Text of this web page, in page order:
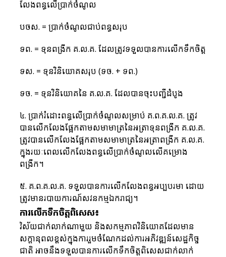
លែងពន្ធលើប្រាក់ចំណូល
បចស​. = ប្រាក់ចំណូលជាប់ពន្ធសរុប
ទព. = ទុនពង្រីក គ.ល.គ. ដែលត្រូវទទួលបានការលើកទឹកចិត្ត
ទស. = ទុនវិនិយោគសរុប (ទច. + ទព.)
ទច. = ទុនវិនិយោគនៃ គ.ល.គ. ដែលបានចុះបញ្ជីដំបូង
៤. ប្រាក់រំដោះពន្ធលើប្រាក់ចំណូលសម្រាប់ គ.ព.គ.ល.គ. ត្រូវ
បានលើកលែងផ្អែកតាមសមាមាត្រនៃអត្រាទុនពង្រីក គ.ល.គ.
ត្រូវបានលើកលែងផ្អែកតាមសមាមាត្រនៃអត្រាពង្រីក គ.ល.គ.
ក្នុងរយៈពេលលើកលែងពន្ធលើប្រាក់ចំណូលលើគម្រោង
ពង្រីក។
៥. គ.ព.គ.ល.គ. ទទួលបានការលើកលែងពន្ធអប្បបរមា ដោយ
ត្រូវមានរបាយការណ៍សវនកម្មឯករាជ្យ។
ការលើកទឹកចិត្តពិសេស៖
វិស័យជាក់លាក់ណាមួយ និងសកម្មភាពវិនិយោគដែលមាន
សក្ដានុពលខ្ពស់ក្នុងការរួមចំណែកដល់ការអភិវឌ្ឍន៍សេដ្ឋកិច្ច
ជាតិ អាចនឹងទទួលបានការលើកទឹកចិត្តពិសេសជាក់លាក់